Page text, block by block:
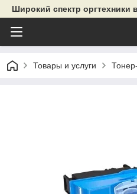
Широкий спектр
Товары и услуги